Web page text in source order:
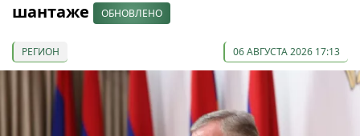
шантаже
ОБНОВЛЕНО
РЕГИОН 06 АВГУСТА 2026 17:13